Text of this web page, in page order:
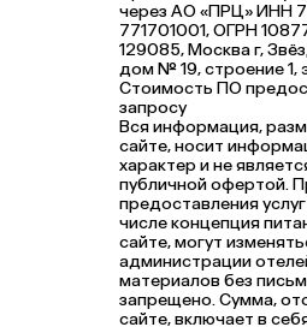
через АО «ПРЦ» ИНН
771701001, ОГРН
129085, Москва г,
дом № 19, строение 1,
Стоимость ПО
запросу
Вся информация,
сайте, носит
характер и не
публичной офертой.
предоставления
числе концепция
сайте, могут
администрации
материалов без
запрещено. Сумма,
сайте, включает в